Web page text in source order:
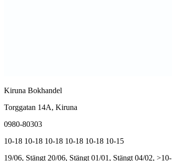
Kiruna Bokhandel
Torggatan 14A, Kiruna
0980-80303
10-18 10-18 10-18 10-18 10-18 10-15
19/06, Stängt 20/06, Stängt 01/01, Stängt 04/02,